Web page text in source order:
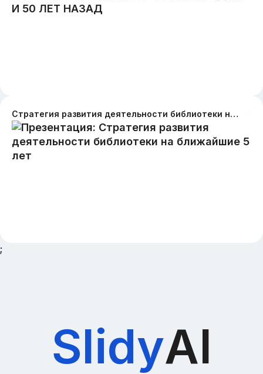
Стратегия развития деятельности библиотеки на ближайшие 5 лет
;
SlidyAI